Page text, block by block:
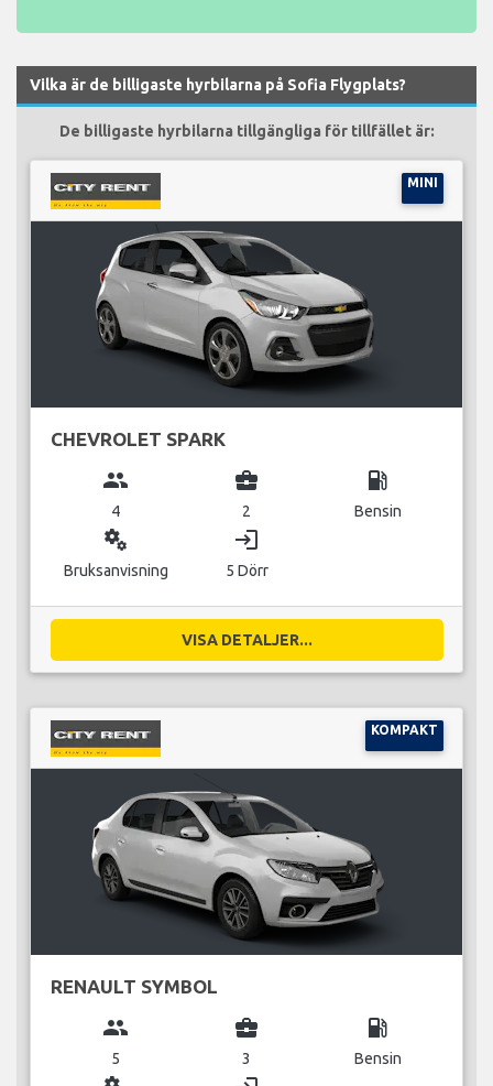
Vilka är de billigaste hyrbilarna på Sofia Flygplats?
De billigaste hyrbilarna tillgängliga för tillfället är:
MINI
CHEVROLET SPARK
group
4
business_center
2
local_gas_station
Bensin
miscellaneous_services
Bruksanvisning
login
5 Dörr
VISA DETALJER...
KOMPAKT
RENAULT SYMBOL
group
5
business_center
3
local_gas_station
Bensin